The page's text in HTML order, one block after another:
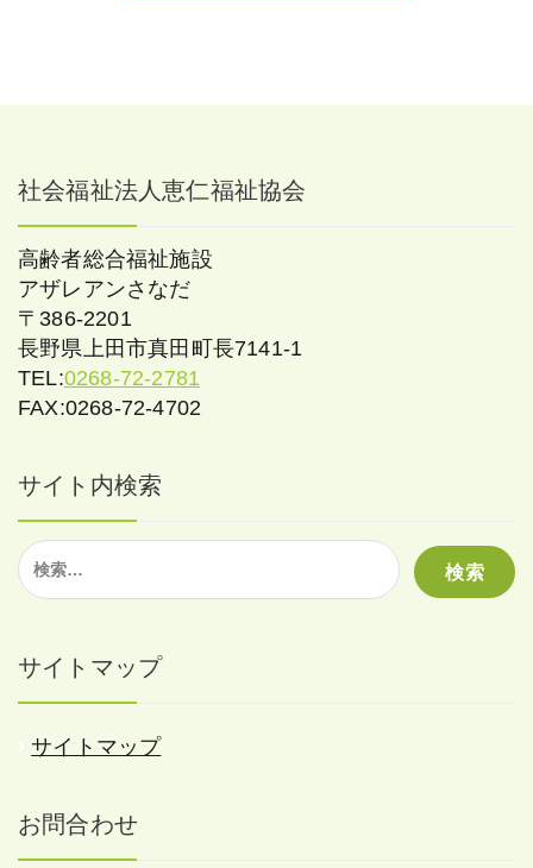
社会福祉法人恵仁福祉協会
高齢者総合福祉施設
アザレアンさなだ
〒386-2201
長野県上田市真田町長7141-1
TEL:0268-72-2781
FAX:0268-72-4702
サイト内検索
検
索:
サイトマップ
サイトマップ
お問合わせ